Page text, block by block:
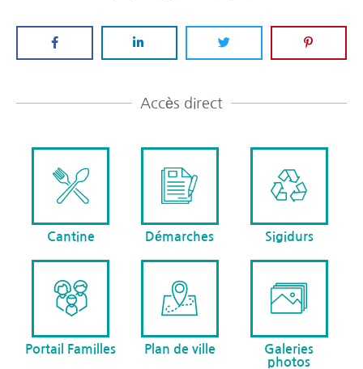
Accès direct
Cantine Démarches Sigidurs
Portail Familles Plan de ville
Galeries
photos